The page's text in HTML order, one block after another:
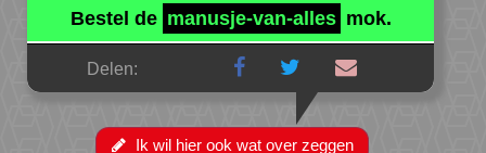
Bestel de manusje-van-alles mok.
Delen:
Ik wil hier ook wat over zeggen